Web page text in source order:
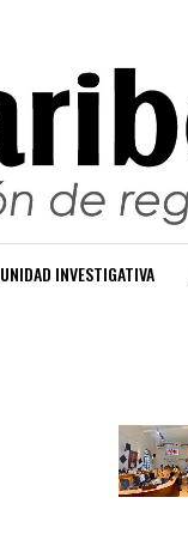
UNIDAD INVESTIGATIVA